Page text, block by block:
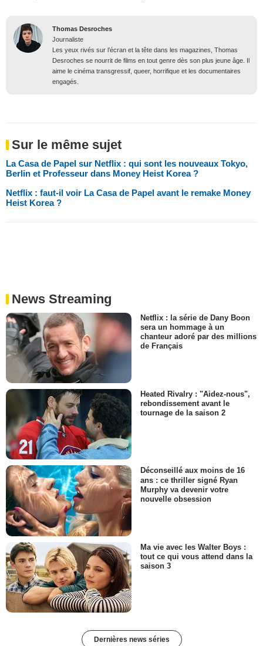
Thomas Desroches
Journaliste
Les yeux rivés sur l’écran et la tête dans les magazines, Thomas
Desroches se nourrit de films en tout genre dès son plus jeune âge. Il
aime le cinéma transgressif, queer, horrifique et les documentaires
engagés.
Sur le même sujet
La Casa de Papel sur Netflix : qui sont les nouveaux Tokyo,
Berlin et Professeur dans Money Heist Korea ?
Netflix : faut-il voir La Casa de Papel avant le remake Money
Heist Korea ?
News Streaming
Netflix : la série de Dany Boon
sera un hommage à un
chanteur adoré par des millions
de Français
Heated Rivalry : "Aidez-nous",
rebondissement avant le
tournage de la saison 2
Déconseillé aux moins de 16
ans : ce thriller signé Ryan
Murphy va devenir votre
nouvelle obsession
Ma vie avec les Walter Boys :
tout ce qui vous attend dans la
saison 3
Dernières news séries